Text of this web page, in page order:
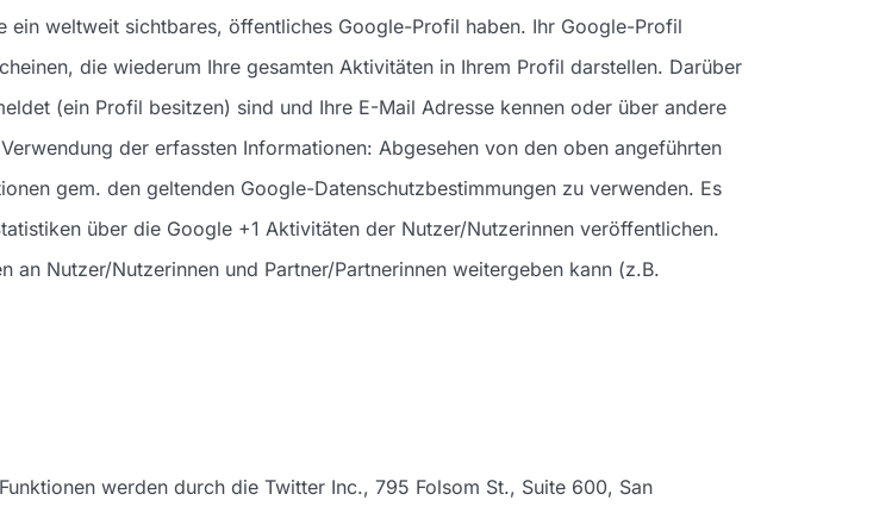
ein weltweit sichtbares, öffentliches Google-Profil haben. Ihr Google-Profil
die wiederum Ihre gesamten Aktivitäten in Ihrem Profil darstellen. Darüber
(ein Profil besitzen) sind und Ihre E-Mail Adresse kennen oder über andere
der erfassten Informationen: Abgesehen von den oben angeführten
gem. den geltenden Google-Datenschutzbestimmungen zu verwenden. Es
über die Google +1 Aktivitäten der Nutzer/Nutzerinnen veröffentlichen.
Nutzer/Nutzerinnen und Partner/Partnerinnen weitergeben kann (z.B.
werden durch die Twitter Inc., 795 Folsom St., Suite 600, San